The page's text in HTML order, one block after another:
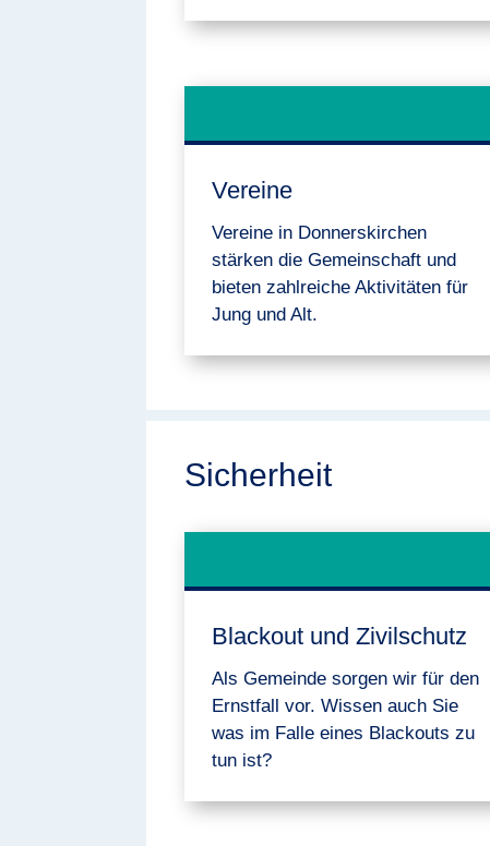
Vereine
Vereine in Donnerskirchen
stärken die Gemeinschaft und
bieten zahlreiche Aktivitäten für
Jung und Alt.
Sicherheit
Blackout und Zivilschutz
Als Gemeinde sorgen wir für den
Ernstfall vor. Wissen auch Sie
was im Falle eines Blackouts zu
tun ist?